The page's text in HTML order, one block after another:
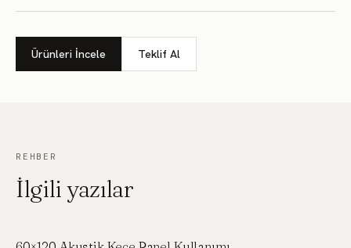
Ürünleri İncele Teklif Al
REHBER
İlgili yazılar